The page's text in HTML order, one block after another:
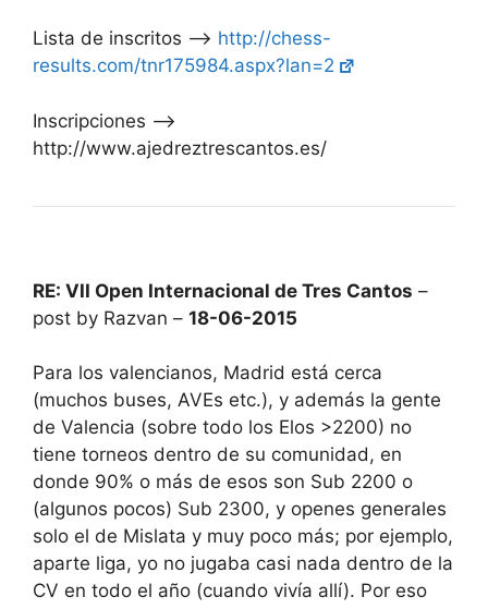
Lista de inscritos –> http://chess-
results.com/tnr175984.aspx?lan=2
Inscripciones –>
http://www.ajedreztrescantos.es/
RE: VII Open Internacional de Tres Cantos –
post by Razvan – 18-06-2015
Para los valencianos, Madrid está cerca
(muchos buses, AVEs etc.), y además la gente
de Valencia (sobre todo los Elos >2200) no
tiene torneos dentro de su comunidad, en
donde 90% o más de esos son Sub 2200 o
(algunos pocos) Sub 2300, y openes generales
solo el de Mislata y muy poco más; por ejemplo,
aparte liga, yo no jugaba casi nada dentro de la
CV en todo el año (cuando vivía allí). Por eso